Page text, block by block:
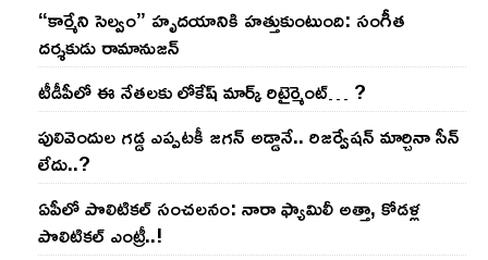
“కార్మేని సెల్వం” హృదయానికి హత్తుకుంటుంది: సంగీత
దర్శకుడు రామానుజన్
టీడీపీలో ఈ నేత‌ల‌కు లోకేష్ మార్క్ రిటైర్మెంట్‌… ?
పులివెందుల గ‌డ్డ ఎప్ప‌ట‌కీ జ‌గ‌న్ అడ్డానే.. రిజ‌ర్వేష‌న్ మార్చినా సీన్
లేదు..?
ఏపీలో పొలిటిక‌ల్ సంచ‌ల‌నం: నారా ఫ్యామిలీ అత్తా, కోడ‌ళ్ల
పొలిటికల్ ఎంట్రీ..!